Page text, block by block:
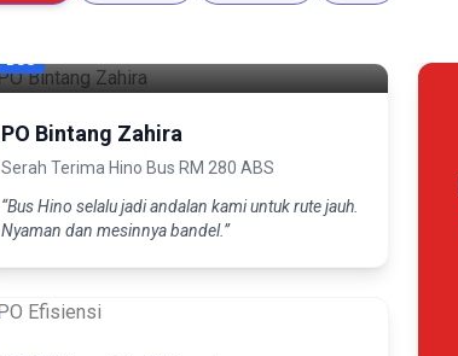
PO Bintang Zahira
Serah Terima Hino Bus RM 280 ABS
“Bus Hino selalu jadi andalan kami untuk rute jauh.
Nyaman dan mesinnya bandel.”